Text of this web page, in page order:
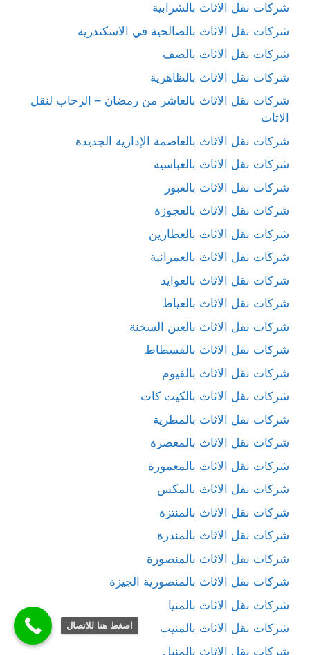
شركات نقل الاثاث بالشرابية
شركات نقل الاثاث بالصالحية في الاسكندرية
شركات نقل الاثاث بالصف
شركات نقل الاثاث بالظاهرية
شركات نقل الاثاث بالعاشر من رمضان – الرحاب لنقل
الاثاث
شركات نقل الاثاث بالعاصمة الإدارية الجديدة
شركات نقل الاثاث بالعباسية
شركات نقل الاثاث بالعبور
شركات نقل الاثاث بالعجوزة
شركات نقل الاثاث بالعطارين
شركات نقل الاثاث بالعمرانية
شركات نقل الاثاث بالعوايد
شركات نقل الاثاث بالعياط
شركات نقل الاثاث بالعين السخنة
شركات نقل الاثاث بالفسطاط
شركات نقل الاثاث بالفيوم
شركات نقل الاثاث بالكيت كات
شركات نقل الاثاث بالمطرية
شركات نقل الاثاث بالمعصرة
شركات نقل الاثاث بالمعمورة
شركات نقل الاثاث بالمكس
شركات نقل الاثاث بالمنتزة
شركات نقل الاثاث بالمندرة
شركات نقل الاثاث بالمنصورة
شركات نقل الاثاث بالمنصورية الجيزة
شركات نقل الاثاث بالمنيا
شركات نقل الاثاث بالمنيب
شركات نقل الاثاث بالمنيل
اضغط هنا للاتصال